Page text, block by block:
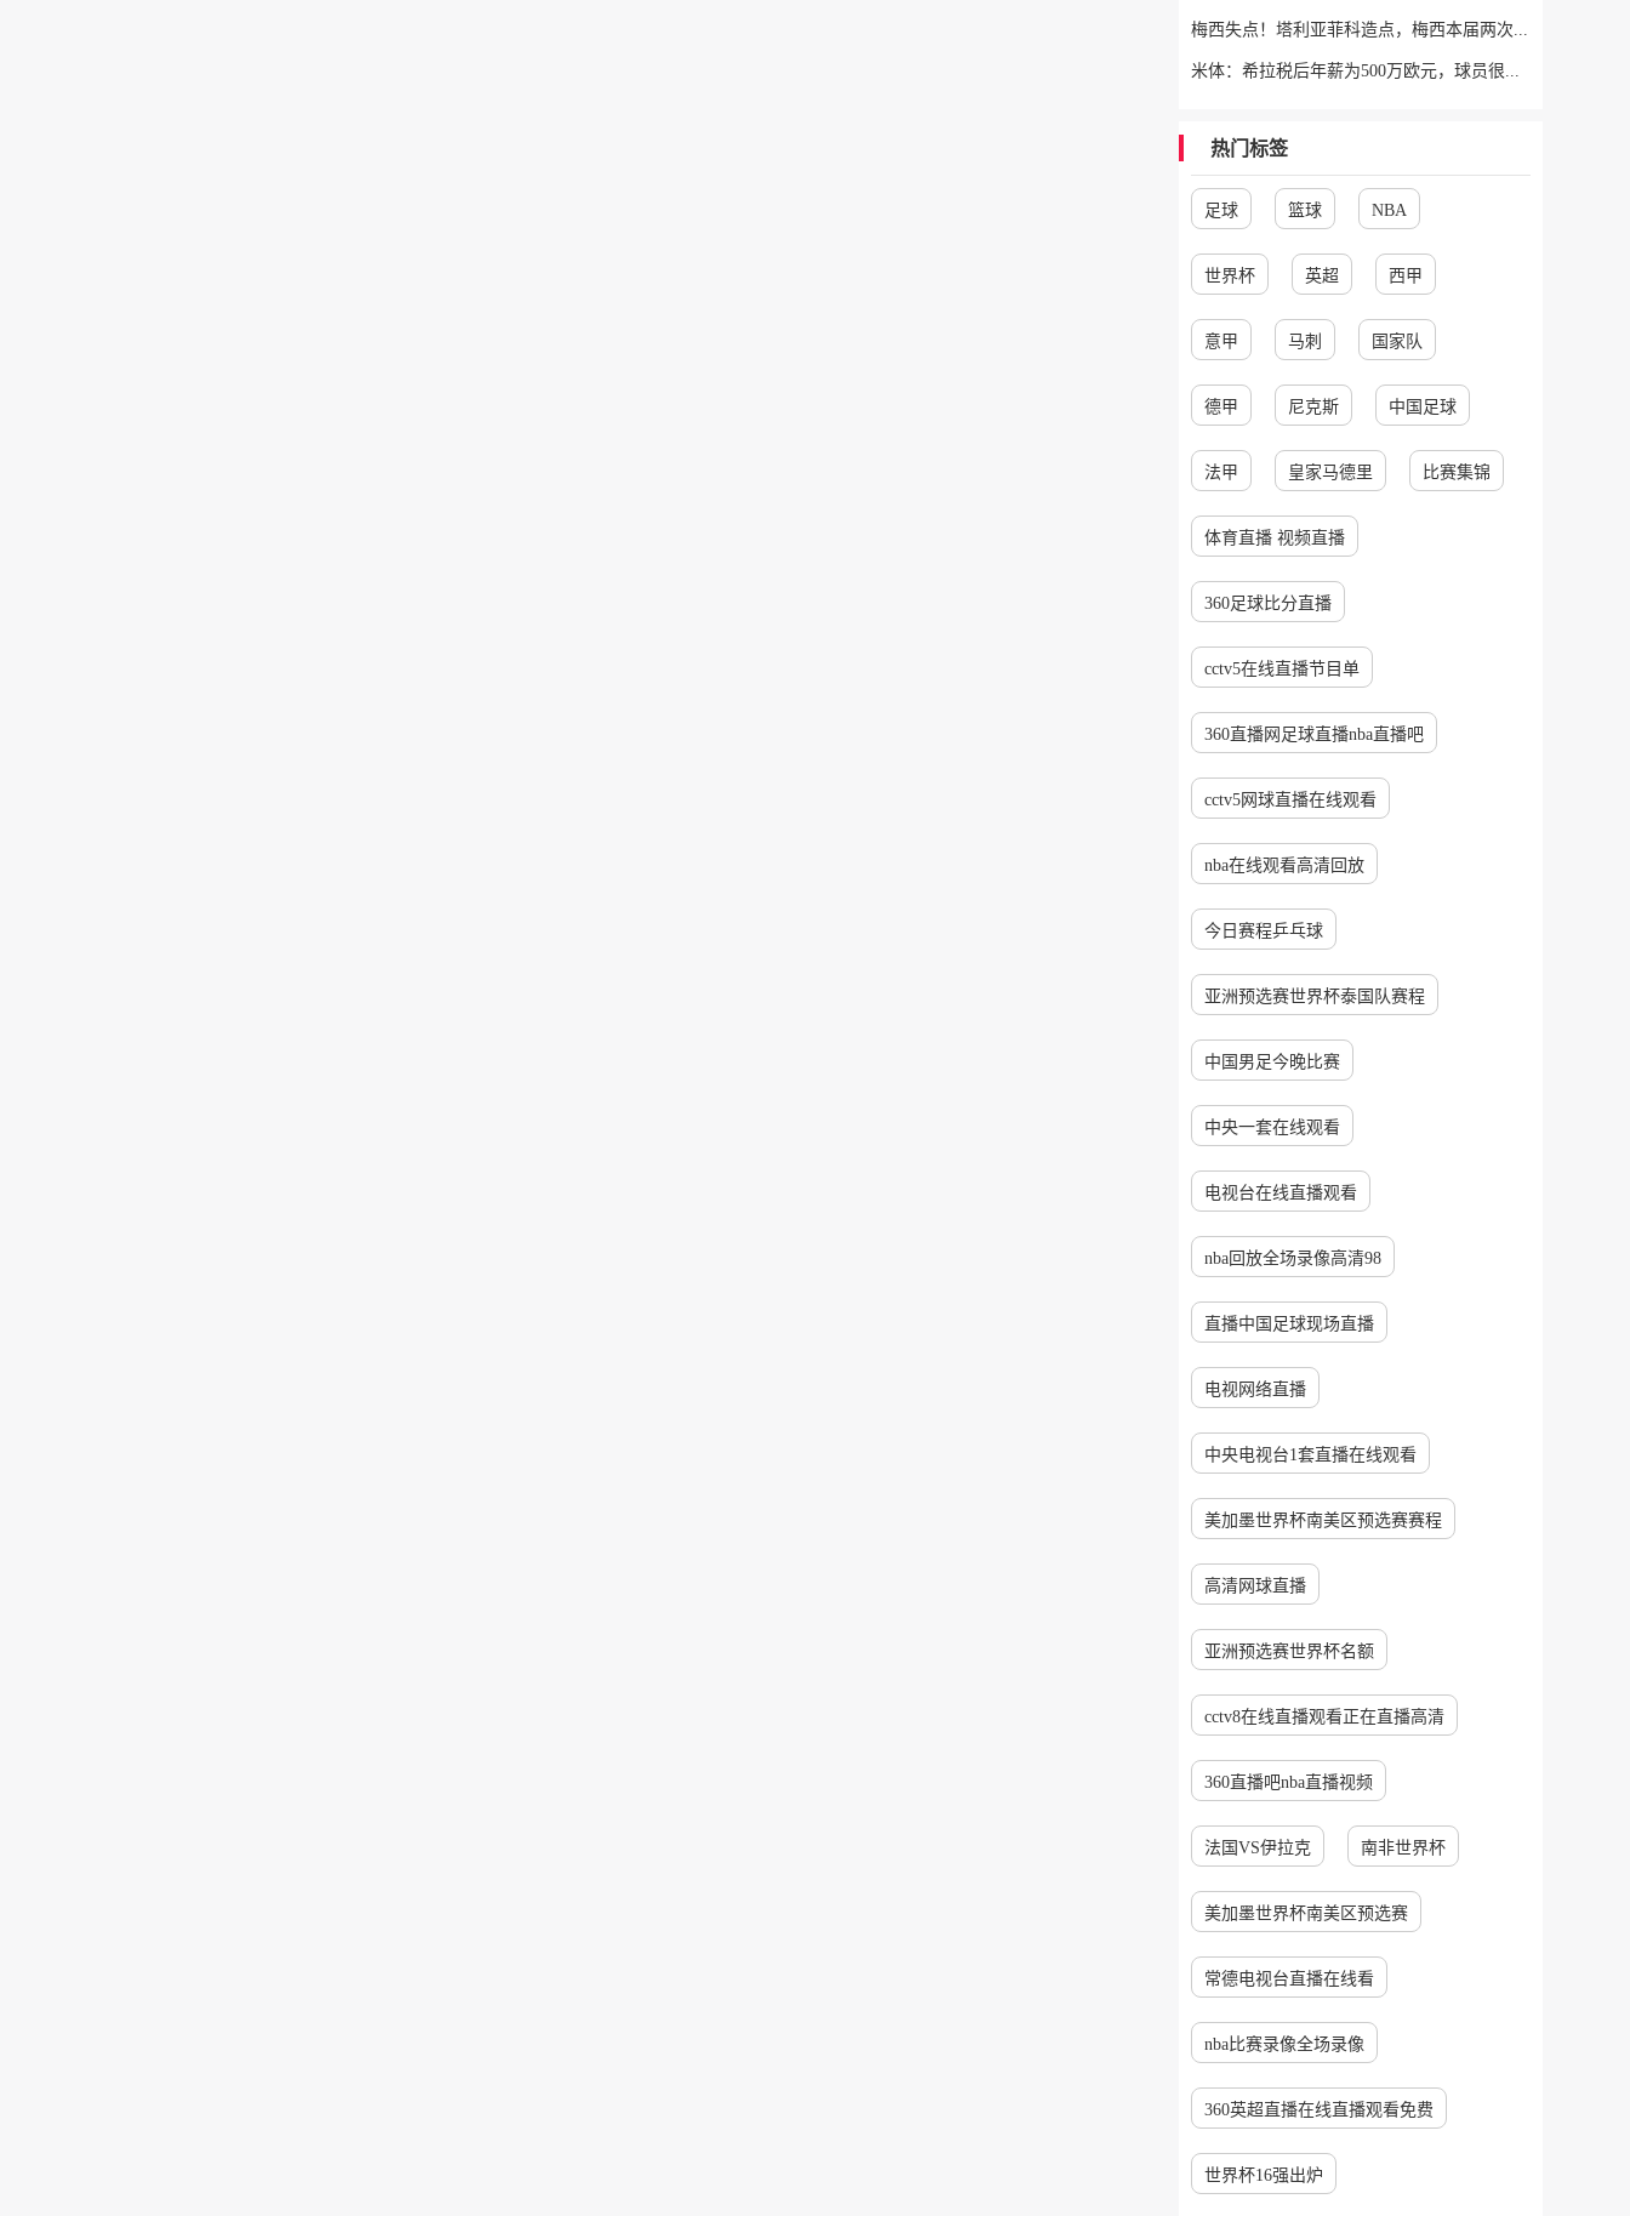
梅西失点！塔利亚菲科造点，梅西本届两次失点
米体：希拉税后年薪为500万欧元，球员很快将抵达米兰接受体检
热门标签
足球 篮球 NBA
世界杯 英超 西甲
意甲 马刺 国家队
德甲 尼克斯 中国足球
法甲 皇家马德里 比赛集锦
体育直播 视频直播
360足球比分直播
cctv5在线直播节目单
360直播网足球直播nba直播吧
cctv5网球直播在线观看
nba在线观看高清回放
今日赛程乒乓球
亚洲预选赛世界杯泰国队赛程
中国男足今晚比赛
中央一套在线观看
电视台在线直播观看
nba回放全场录像高清98
直播中国足球现场直播
电视网络直播
中央电视台1套直播在线观看
美加墨世界杯南美区预选赛赛程
高清网球直播
亚洲预选赛世界杯名额
cctv8在线直播观看正在直播高清
360直播吧nba直播视频
法国VS伊拉克 南非世界杯
美加墨世界杯南美区预选赛
常德电视台直播在线看
nba比赛录像全场录像
360英超直播在线直播观看免费
世界杯16强出炉